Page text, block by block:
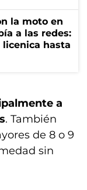
la moto en
a las redes:
hasta
a
. También
de 8 o 9
sin